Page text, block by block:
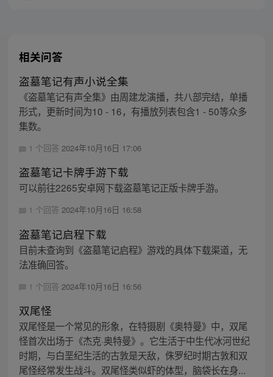
相关问答
盗墓笔记有声小说全集
《盗墓笔记有声全集》由周建龙演播，共八部完结，单播
形式，更新时间为10 - 16，有播放列表包含1 - 50等众多
集数。
1 个回答 2024年10月16日 17:06
盗墓笔记卡牌手游下载
可以前往2265安卓网下载盗墓笔记正版卡牌手游。
1 个回答 2024年10月16日 16:58
盗墓笔记启程下载
目前未查询到《盗墓笔记启程》游戏的具体下载渠道，无
法准确回答。
1 个回答 2024年10月16日 16:56
双尾怪
双尾怪是一个常见的形象，在特摄剧《奥特曼》中，双尾
怪首次出场于《杰克·奥特曼》。它生活于中生代冰河世纪
时期，与白垩纪生活的古敦是天敌，侏罗纪时期古敦和双
尾怪经常发生战斗。双尾怪类似虾的体型，脑袋长在身...